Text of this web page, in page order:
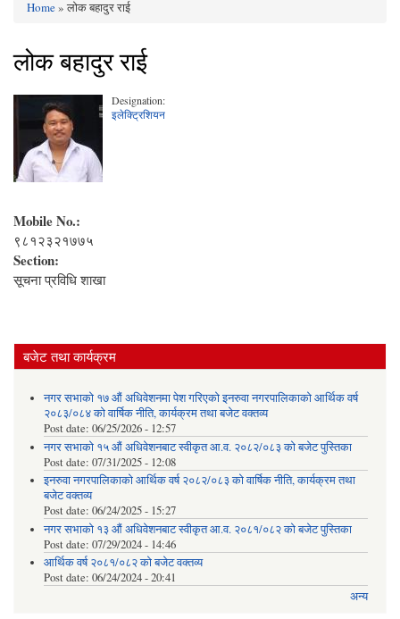
You are here
Home» लोक बहादुर राई
लोक बहादुर राई
Designation:
इलेक्ट्रिशियन
Mobile No.:
९८१२३२१७७५
Section:
सूचना प्रविधि शाखा
बजेट तथा कार्यक्रम
नगर सभाको १७ औं अधिवेशनमा पेश गरिएको इनरुवा नगरपालिकाको आर्थिक वर्ष
२०८३/०८४ को वार्षिक नीति, कार्यक्रम तथा बजेट वक्तव्य
Post date: 06/25/2026 - 12:57
नगर सभाको १५ औं अधिवेशनबाट स्वीकृत आ.व. २०८२/०८३ को बजेट पुस्तिका
Post date: 07/31/2025 - 12:08
इनरुवा नगरपालिकाको आर्थिक वर्ष २०८२/०८३ को वार्षिक नीति, कार्यक्रम तथा
बजेट वक्तव्य
Post date: 06/24/2025 - 15:27
नगर सभाको १३ औं अधिवेशनबाट स्वीकृत आ.व. २०८१/०८२ को बजेट पुस्तिका
Post date: 07/29/2024 - 14:46
आर्थिक वर्ष २०८१/०८२ को बजेट वक्तव्य
Post date: 06/24/2024 - 20:41
अन्य